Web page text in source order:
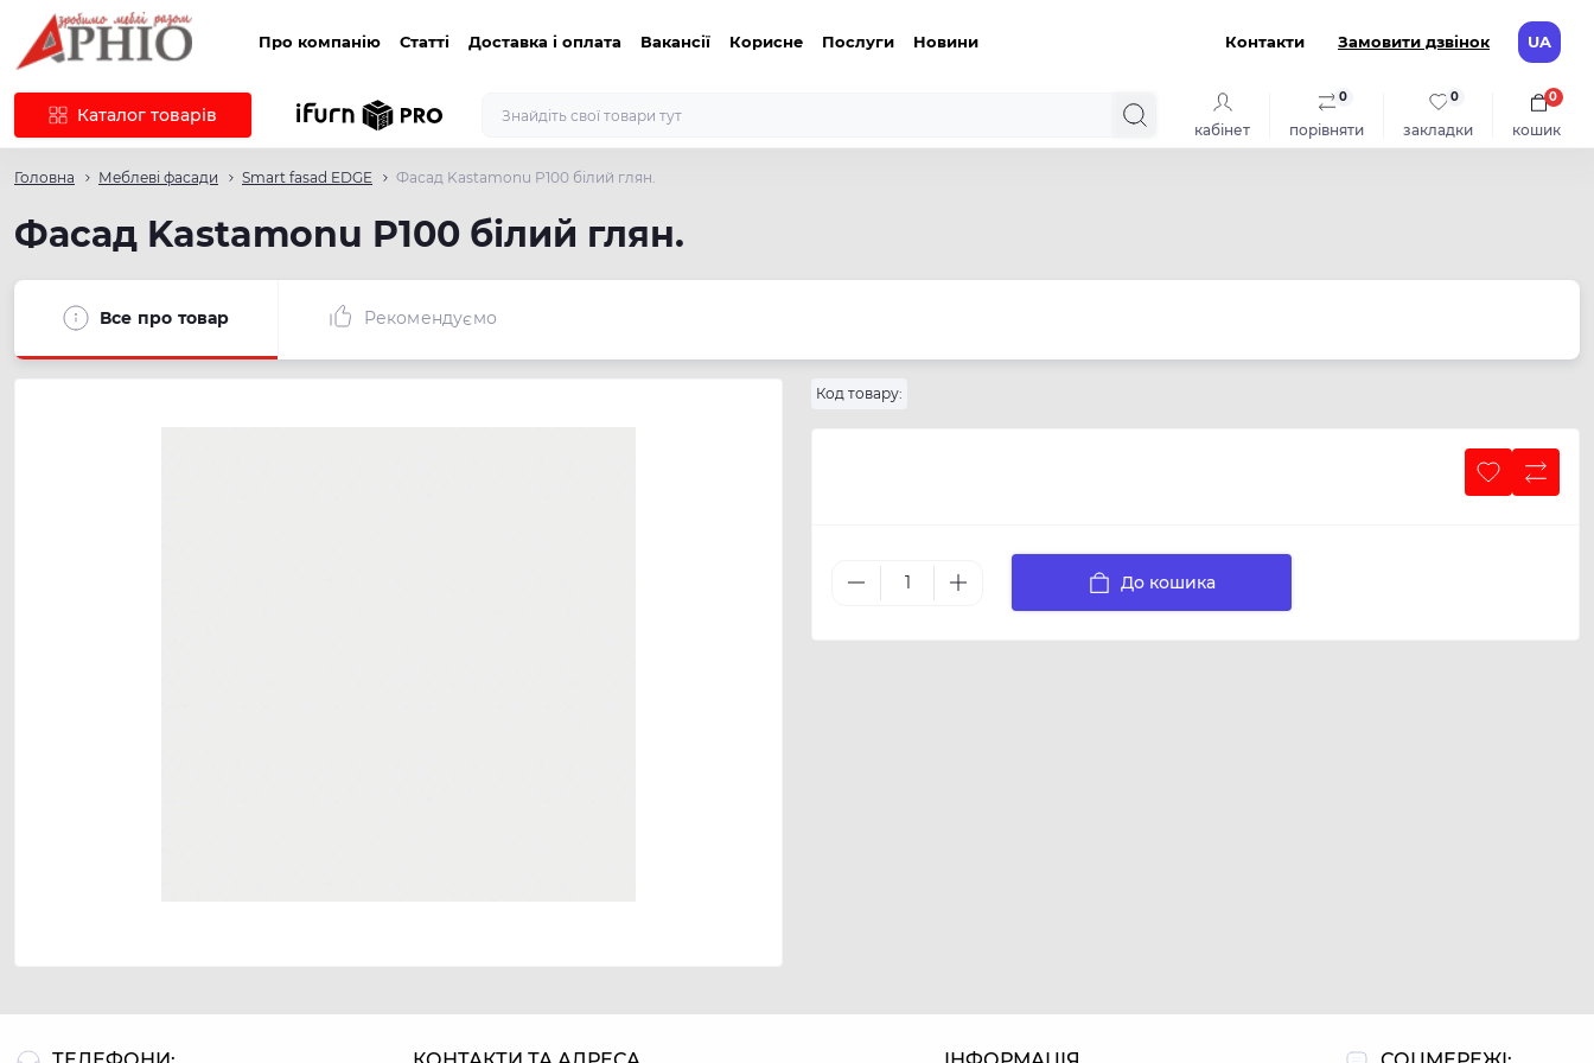
Про компанію Статті Доставка і оплата Вакансії Корисне Послуги Новини Контакти Замовити дзвінок UA
Каталог товарів
кабінет порівняти
0
закладки
0
кошик
0
Головна Меблеві фасади Smart fasad EDGE Фасад Kastamonu P100 білий глян.
Фасад Kastamonu P100 білий глян.
Все про товар Рекомендуємо
Код товару:
До кошика